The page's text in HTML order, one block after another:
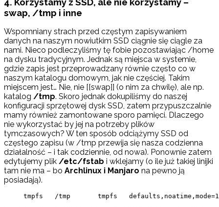
swap, /tmp i inne
Wspomniany strach przed częstym zapisywaniem
danych na naszym nowiutkim SSD ciągnie się ciągle za
nami. Nieco podleczyliśmy tę fobie pozostawiając /home
na dysku tradycyjnym. Jednak są miejsca w systemie,
gdzie zapis jest przeprowadzany równie często co w
naszym katalogu domowym, jak nie częściej. Takim
miejscem jest… Nie, nie [[swap]] (o nim za chwilę), ale np.
katalog /tmp. Skoro jednak dokupiliśmy do naszej
konfiguracji sprzętowej dysk SSD, zatem przypuszczalnie
mamy również zamontowane sporo pamięci. Dlaczego
nie wykorzystać by jej na potrzeby plików
tymczasowych? W ten sposób odciążymy SSD od
częstego zapisu (w /tmp przewija się nasza codzienna
działalność – i tak codziennie, od nowa). Ponownie zatem
edytujemy plik /etc/fstab i wklejamy (o ile już takiej linijki
tam nie ma – bo Archlinux i Manjaro na pewno ją
posiadają).
tmpfs   /tmp       tmpfs